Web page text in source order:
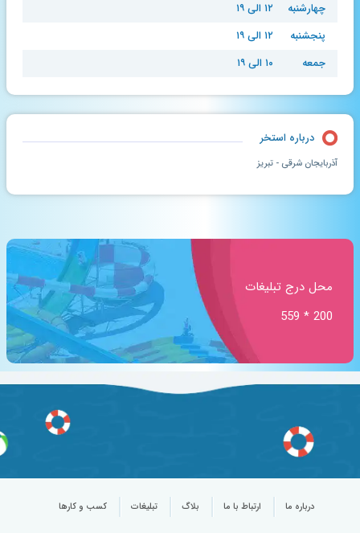
چهارشنبه
۱۲ الی ۱۹
پنجشنبه
۱۲ الی ۱۹
جمعه
۱۰ الی ۱۹
درباره استخر
آذربایجان شرقی - تبریز
محل درج تبلیغات
200 * 559
درباره ما ارتباط با ما بلاگ تبلیغات کسب و کارها